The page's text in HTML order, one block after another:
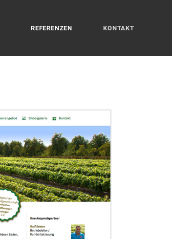
REFERENZEN KONTAKT